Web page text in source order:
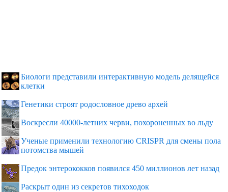
Биологи представили интерактивную модель делящейся
клетки
Генетики строят родословное древо архей
Воскресли 40000-летних черви, похороненных во льду
Ученые применили технологию CRISPR для смены пола
потомства мышей
Предок энтерококков появился 450 миллионов лет назад
Раскрыт один из секретов тихоходок